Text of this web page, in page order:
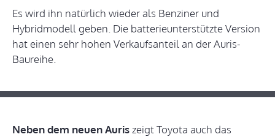
Es wird ihn natürlich wieder als Benziner und
Hybridmodell geben. Die batterieunterstützte Version
hat einen sehr hohen Verkaufsanteil an der Auris-
Baureihe.
Neben dem neuen Auriszeigt Toyota auch das